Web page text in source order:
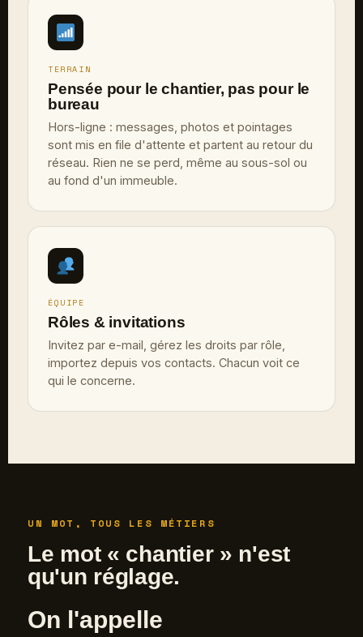
TERRAIN
Pensée pour le chantier, pas pour le
bureau
Hors-ligne : messages, photos et pointages
sont mis en file d'attente et partent au retour du
réseau. Rien ne se perd, même au sous-sol ou
au fond d'un immeuble.
ÉQUIPE
Rôles & invitations
Invitez par e-mail, gérez les droits par rôle,
importez depuis vos contacts. Chacun voit ce
qui le concerne.
UN MOT, TOUS LES MÉTIERS
Le mot « chantier » n'est
qu'un réglage.
On l'appelle